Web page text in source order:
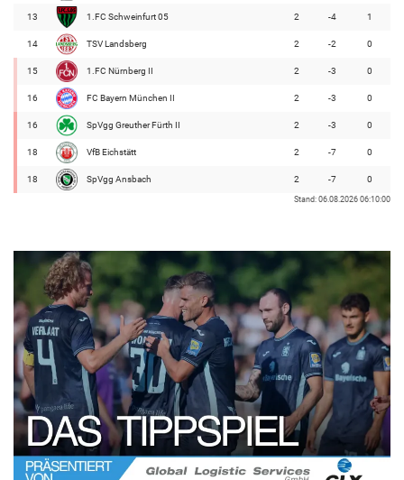
13 1.FC Schweinfurt 05 2 -4 1
14 TSV Landsberg 2 -2 0
15 1.FC Nürnberg II 2 -3 0
16 FC Bayern München II 2 -3 0
16 SpVgg Greuther Fürth II 2 -3 0
18 VfB Eichstätt 2 -7 0
18 SpVgg Ansbach 2 -7 0
Stand: 06.08.2026 06:10:00